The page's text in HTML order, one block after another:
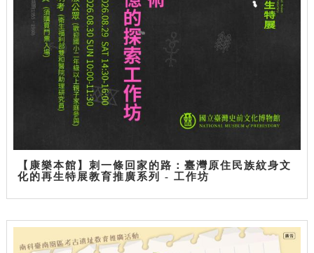
【康樂本館】刺一條回家的路：臺灣原住民族紋身文
化的再生特展教育推廣系列 - 工作坊